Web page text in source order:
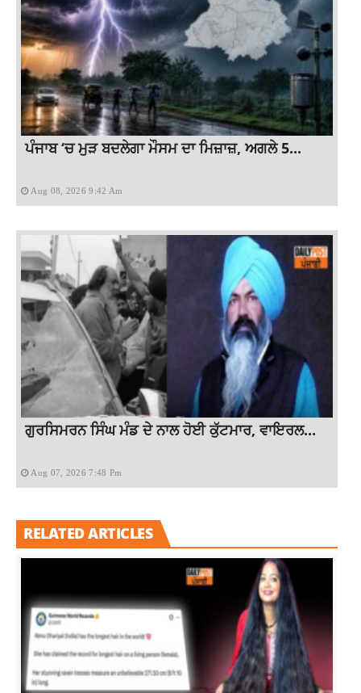
ਪੰਜਾਬ ‘ਚ ਮੁੜ ਬਦਲੇਗਾ ਮੌਸਮ ਦਾ ਮਿਜ਼ਾਜ਼, ਅਗਲੇ 5...
Aug 08, 2026 9:42 Am
ਗੁਰਸਿਮਰਨ ਸਿੰਘ ਮੰਡ ਦੇ ਨਾਲ ਹੋਈ ਕੁੱਟਮਾਰ, ਵਾਇਰਲ...
Aug 07, 2026 7:48 Pm
RELATED ARTICLES